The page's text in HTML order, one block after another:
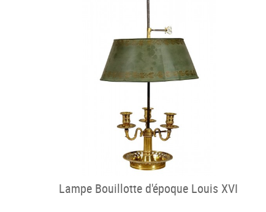
Lampe Bouillotte d'époque Louis XVI